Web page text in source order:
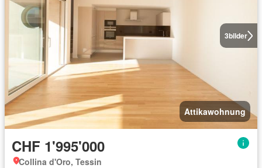
3bilder
Attikawohnung
CHF 1'995'000
Collina d'Oro, Tessin